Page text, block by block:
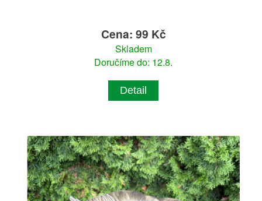
Cena: 99 Kč
Skladem
Doručíme do: 12.8.
Detail